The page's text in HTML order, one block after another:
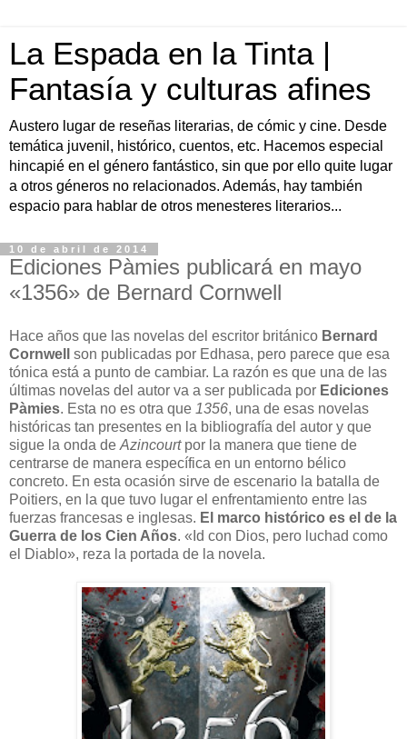
La Espada en la Tinta |
Fantasía y culturas afines
Austero lugar de reseñas literarias, de cómic y cine. Desde
temática juvenil, histórico, cuentos, etc. Hacemos especial
hincapié en el género fantástico, sin que por ello quite lugar
a otros géneros no relacionados. Además, hay también
espacio para hablar de otros menesteres literarios...
10 de abril de 2014
Ediciones Pàmies publicará en mayo
«1356» de Bernard Cornwell
Hace años que las novelas del escritor británico Bernard
Cornwell
son publicadas por Edhasa, pero parece que esa
tónica está a punto de cambiar. La razón es que una de las
últimas novelas del autor va a ser publicada por Ediciones
Pàmies. Esta no es otra que 1356, una de esas novelas
históricas tan presentes en la bibliografía del autor y que
sigue la onda de Azincourt por la manera que tiene de
centrarse de manera específica en un entorno bélico
concreto. En esta ocasión sirve de escenario la batalla de
Poitiers, en la que tuvo lugar el enfrentamiento entre las
fuerzas francesas e inglesas. El marco histórico es el de la
Guerra de los Cien Años. «Id con Dios, pero luchad como
el Diablo», reza la portada de la novela.